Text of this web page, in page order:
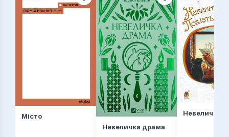
Місто
Невеличка драма
Невеличка